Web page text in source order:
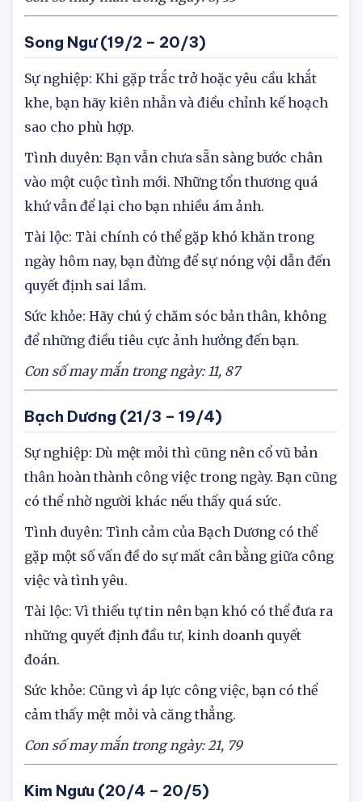
Con số may mắn trong ngày: 8, 33
Song Ngư (19/2 – 20/3)
Sự nghiệp: Khi gặp trắc trở hoặc yêu cầu khắt
khe, bạn hãy kiên nhẫn và điều chỉnh kế hoạch
sao cho phù hợp.
Tình duyên: Bạn vẫn chưa sẵn sàng bước chân
vào một cuộc tình mới. Những tổn thương quá
khứ vẫn để lại cho bạn nhiều ám ảnh.
Tài lộc: Tài chính có thể gặp khó khăn trong
ngày hôm nay, bạn đừng để sự nóng vội dẫn đến
quyết định sai lầm.
Sức khỏe: Hãy chú ý chăm sóc bản thân, không
để những điều tiêu cực ảnh hưởng đến bạn.
Con số may mắn trong ngày: 11, 87
Bạch Dương (21/3 – 19/4)
Sự nghiệp: Dù mệt mỏi thì cũng nên cổ vũ bản
thân hoàn thành công việc trong ngày. Bạn cũng
có thể nhờ người khác nếu thấy quá sức.
Tình duyên: Tình cảm của Bạch Dương có thể
gặp một số vấn đề do sự mất cân bằng giữa công
việc và tình yêu.
Tài lộc: Vì thiếu tự tin nên bạn khó có thể đưa ra
những quyết định đầu tư, kinh doanh quyết
đoán.
Sức khỏe: Cũng vì áp lực công việc, bạn có thể
cảm thấy mệt mỏi và căng thẳng.
Con số may mắn trong ngày:21, 79